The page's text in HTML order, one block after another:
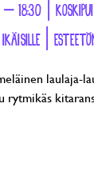
|
|
laulaja-
rytmikäs